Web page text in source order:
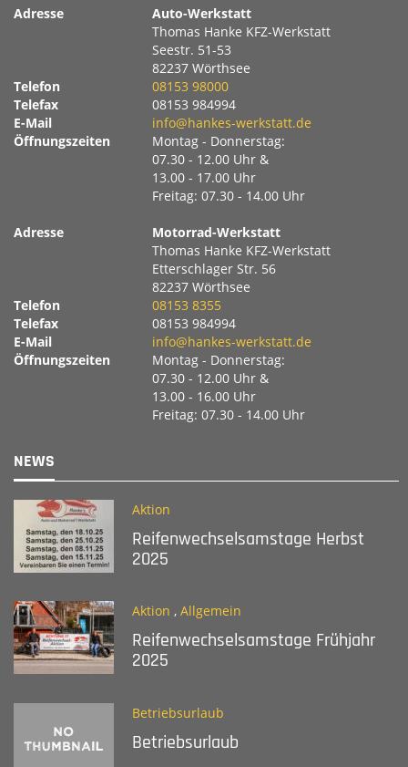
Adresse
Auto-Werkstatt
Thomas Hanke KFZ-Werkstatt
Seestr. 51-53
82237 Wörthsee
Telefon
08153 98000
Telefax
08153 984994
E-Mail
info@hankes-werkstatt.de
Öffnungszeiten
Montag - Donnerstag:
07.30 - 12.00 Uhr &
13.00 - 17.00 Uhr
Freitag: 07.30 - 14.00 Uhr
Adresse
Motorrad-Werkstatt
Thomas Hanke KFZ-Werkstatt
Etterschlager Str. 56
82237 Wörthsee
Telefon
08153 8355
Telefax
08153 984994
E-Mail
info@hankes-werkstatt.de
Öffnungszeiten
Montag - Donnerstag:
07.30 - 12.00 Uhr &
13.00 - 16.00 Uhr
Freitag: 07.30 - 14.00 Uhr
NEWS
Aktion
Reifenwechselsamstage Herbst
2025
Aktion , Allgemein
Reifenwechselsamstage Frühjahr
2025
Betriebsurlaub
Betriebsurlaub